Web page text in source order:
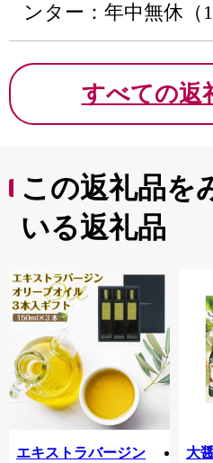
ンター：年中無休（
すべての返
この返礼品を
いる返礼品
エキストラバージン
大